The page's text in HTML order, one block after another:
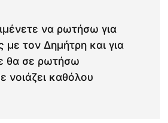
να ρωτήσω για
με τον Δημήτρη και για
θα σε ρωτήσω
νοιάζει καθόλου